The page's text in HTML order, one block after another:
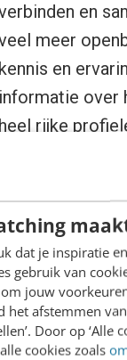
dat je inspiratie
gebruik van
jouw
het afstemmen
Door op
cookies zoals
en
meer
kennis en
informatie over
heel rijke
met wie
Deze
etc.
merk en